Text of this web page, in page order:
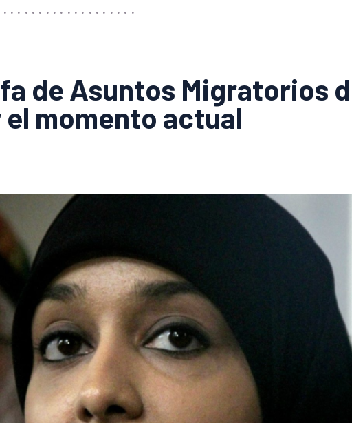
de Asuntos Migratorios
momento actual